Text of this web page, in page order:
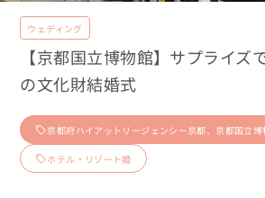
ウェディング
【京都国立博物館】サプライズ
の文化財結婚式
京都府ハイアットリージェンシー京都、京都国立博
ホテル・リゾート婚